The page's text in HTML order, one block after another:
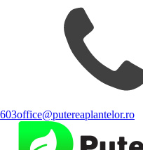
603office@putereaplantelor.ro